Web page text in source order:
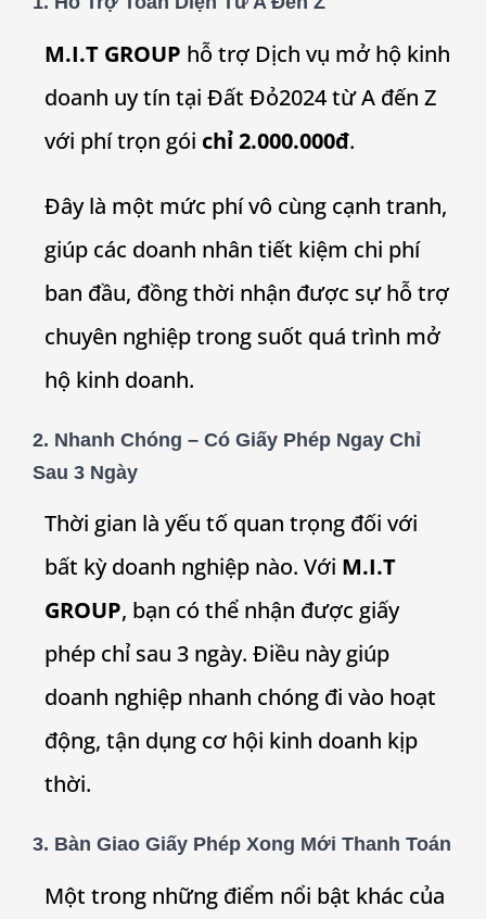
M.I.T GROUP hỗ trợ Dịch vụ mở hộ kinh
doanh uy tín tại Đất Đỏ2024 từ A đến Z
với phí trọn gói chỉ 2.000.000đ.
Đây là một mức phí vô cùng cạnh tranh,
giúp các doanh nhân tiết kiệm chi phí
ban đầu, đồng thời nhận được sự hỗ trợ
chuyên nghiệp trong suốt quá trình mở
hộ kinh doanh.
2. Nhanh Chóng – Có Giấy Phép Ngay Chỉ
Sau 3 Ngày
Thời gian là yếu tố quan trọng đối với
bất kỳ doanh nghiệp nào. Với M.I.T
GROUP, bạn có thể nhận được giấy
phép chỉ sau 3 ngày. Điều này giúp
doanh nghiệp nhanh chóng đi vào hoạt
động, tận dụng cơ hội kinh doanh kịp
thời.
3. Bàn Giao Giấy Phép Xong Mới Thanh Toán
Một trong những điểm nổi bật khác của